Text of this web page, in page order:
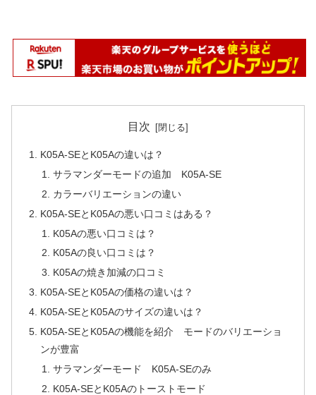
目次
K05A-SEとK05Aの違いは？
サラマンダーモードの追加 K05A-SE
カラーバリエーションの違い
K05A-SEとK05Aの悪い口コミはある？
K05Aの悪い口コミは？
K05Aの良い口コミは？
K05Aの焼き加減の口コミ
K05A-SEとK05Aの価格の違いは？
K05A-SEとK05Aのサイズの違いは？
K05A-SEとK05Aの機能を紹介 モードのバリエーショ
ンが豊富
サラマンダーモード K05A-SEのみ
K05A-SEとK05Aのトーストモード